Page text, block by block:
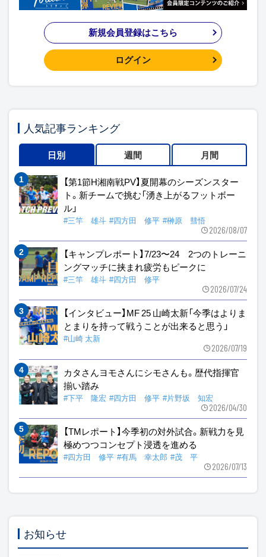
新規会員登録はこちら
ログイン
人気記事ランキング
日別 週間 月間
【第1節H湘南戦PV】夏開幕のシーズンスター
ト。新チームで挑む「湧き上がるフットボー
ル」
#三竿 雄斗 #四方田 修平 #榊原 彗悟
2026/08/07
【キャンプレポート】7/23〜24 2つのトレーニ
ングマッチに挟まれ疲労もピークに
#三竿 雄斗 #四方田 修平
2026/07/24
【インタビュー】MF 25 山崎太新「今季はよりま
とまりを持って戦うことが出来ると思う」
#山崎 太新
2026/07/19
カタさんヨモさんにシモさんも。歴代指揮官
揃い踏み
#下平 隆宏 #四方田 修平 #片野坂 知宏
2026/04/30
【TMレポート】今季初の対外試合。新戦力を見
極めつつコンセプト浸透を進める
#四方田 修平 #有馬 幸太郎 #茂 平
2026/07/13
お知らせ